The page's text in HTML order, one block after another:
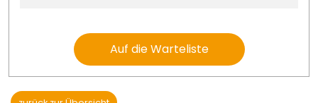
Auf die Warteliste